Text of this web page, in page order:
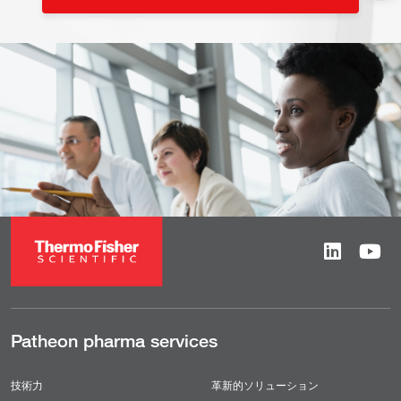
Patheon pharma services
技術力 革新的ソリューション